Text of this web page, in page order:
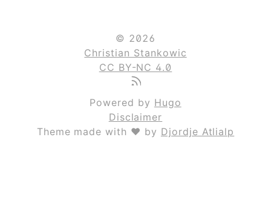
© 2026
Christian Stankowic
CC BY-NC 4.0
Powered by Hugo
Disclaimer
Theme made with ❤ by Djordje Atlialp